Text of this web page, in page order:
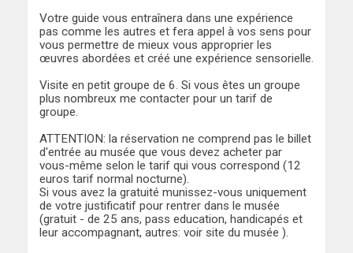
Votre guide vous entraînera dans une expérience
pas comme les autres et fera appel à vos sens pour
vous permettre de mieux vous approprier les
œuvres abordées et créé une expérience sensorielle.
Visite en petit groupe de 6. Si vous êtes un groupe
plus nombreux me contacter pour un tarif de
groupe.
ATTENTION: la réservation ne comprend pas le billet
d'entrée au musée que vous devez acheter par
vous-même selon le tarif qui vous correspond (12
euros tarif normal nocturne).
Si vous avez la gratuité munissez-vous uniquement
de votre justificatif pour rentrer dans le musée
(gratuit - de 25 ans, pass education, handicapés et
leur accompagnant, autres: voir site du musée ).